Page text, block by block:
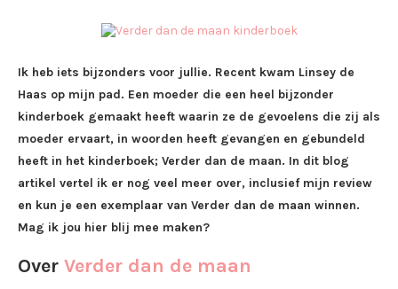
Ik heb iets bijzonders voor jullie. Recent kwam Linsey de
Haas op mijn pad. Een moeder die een heel bijzonder
kinderboek gemaakt heeft waarin ze de gevoelens die zij als
moeder ervaart, in woorden heeft gevangen en gebundeld
heeft in het kinderboek; Verder dan de maan. In dit blog
artikel vertel ik er nog veel meer over, inclusief mijn review
en kun je een exemplaar van Verder dan de maan winnen.
Mag ik jou hier blij mee maken?
Over Verder dan de maan